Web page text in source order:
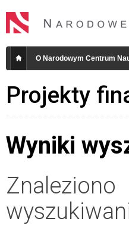
O Narodowym Centrum
Projekty
Wyniki